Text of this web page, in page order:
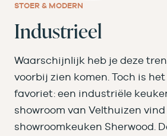
STOER & MODERN
Industrieel
Waarschijnlijk heb je deze
voorbij zien komen. Toch is
favoriet: een industriële
showroom van Velthuizen
showroomkeuken Sherwood.